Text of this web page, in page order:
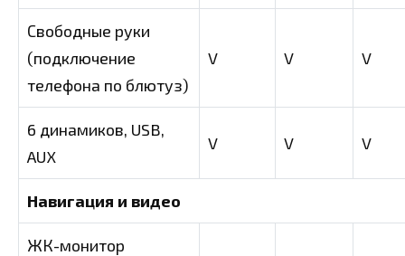
Свободные руки
(подключение
телефона по блютуз)
V V V
6 динамиков, USB,
AUX
V V V
Навигация и видео
ЖК-монитор